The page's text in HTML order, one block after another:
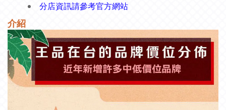
分店資訊請參考官方網站
介紹